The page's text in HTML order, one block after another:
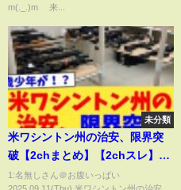
m(._.)m 来...
未分類
米ワシントン州の治安、限界突
破【2chまとめ】【2chスレ】
【5chスレ】
1:名無しさん＠お腹いっぱい